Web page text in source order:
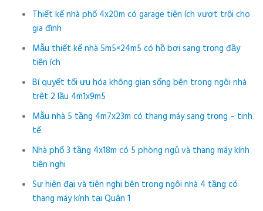
Thiết kế nhà phố 4x20m có garage tiện ích vượt trội cho
gia đình
Mẫu thiết kế nhà 5m5×24m5 có hồ bơi sang trọng đầy
tiện ích
Bí quyết tối ưu hóa không gian sống bên trong ngôi nhà
trệt 2 lầu 4m1x9m5
Mẫu nhà 5 tầng 4m7x23m có thang máy sang trọng – tinh
tế
Nhà phố 3 tầng 4x18m có 5 phòng ngủ và thang máy kính
tiện nghi
Sự hiện đại và tiện nghi bên trong ngôi nhà 4 tầng có
thang máy kính tại Quận 1